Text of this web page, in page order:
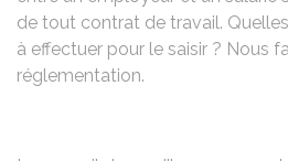
de tout contrat de travail.
à effectuer pour le saisir ? Nous
réglementation.